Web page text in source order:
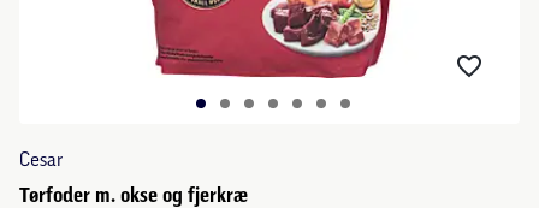
Cesar
Tørfoder m. okse og fjerkræ